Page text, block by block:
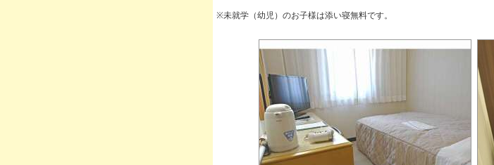
※未就学（幼児）のお子様は添い寝無料です。